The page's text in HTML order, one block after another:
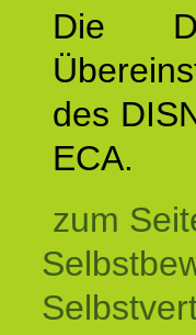
Die
des
ECA.
zum